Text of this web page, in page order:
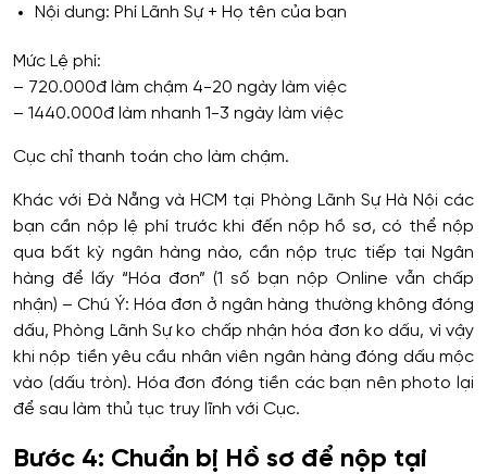
Nội dung: Phí Lãnh Sự + Họ tên của bạn
Mức Lệ phí:
– 720.000đ làm chậm 4-20 ngày làm việc
– 1440.000đ làm nhanh 1-3 ngày làm việc
Cục chỉ thanh toán cho làm chậm.
Khác với Đà Nẵng và HCM tại Phòng Lãnh Sự Hà Nội các
bạn cần nộp lệ phí trước khi đến nộp hồ sơ, có thể nộp
qua bất kỳ ngân hàng nào, cần nộp trực tiếp tại Ngân
hàng để lấy “Hóa đơn” (1 số bạn nộp Online vẫn chấp
nhận) – Chú Ý: Hóa đơn ở ngân hàng thường không đóng
dấu, Phòng Lãnh Sự ko chấp nhận hóa đơn ko dấu, vì vậy
khi nộp tiền yêu cầu nhân viên ngân hàng đóng dấu mộc
vào (dấu tròn). Hóa đơn đóng tiền các bạn nên photo lại
để sau làm thủ tục truy lĩnh với Cục.
Bước 4: Chuẩn bị Hồ sơ để nộp tại